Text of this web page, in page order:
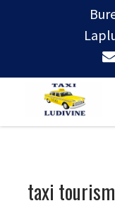
taxi